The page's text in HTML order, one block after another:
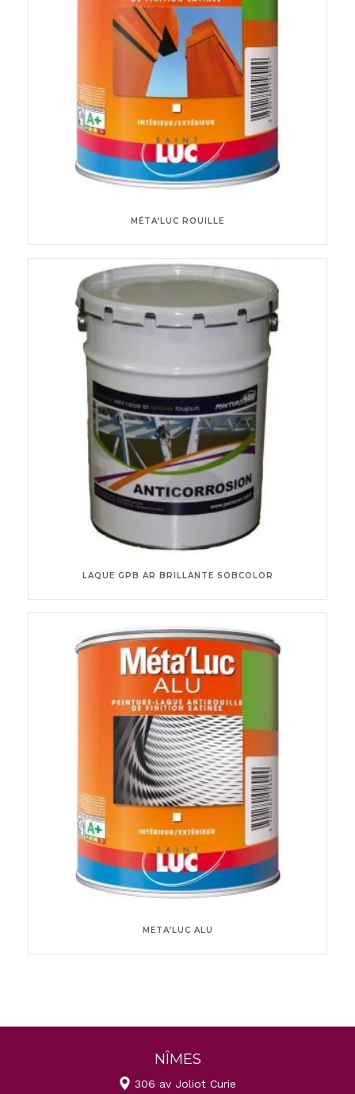
MÉTA’LUC ROUILLE
LAQUE GPB AR BRILLANTE SOBCOLOR
META’LUC ALU
NÎMES
306 av Joliot Curie